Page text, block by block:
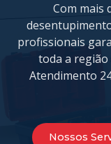
Com mais
profissionais
toda a região
Atendimento
Nossos